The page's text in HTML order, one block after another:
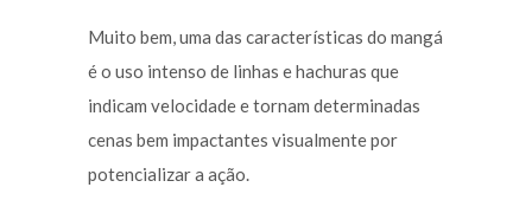
Muito bem, uma das características do mangá
é o uso intenso de linhas e hachuras que
indicam velocidade e tornam determinadas
cenas bem impactantes visualmente por
potencializar a ação.